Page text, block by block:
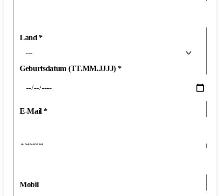
Land*
---
Geburtsdatum (TT.MM.JJJJ) *
E-Mail *
Telefon
Mobil